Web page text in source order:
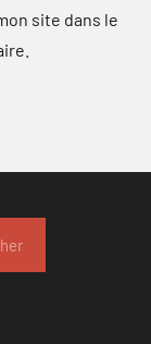
site dans le